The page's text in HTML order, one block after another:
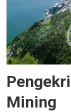
Mining